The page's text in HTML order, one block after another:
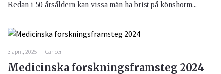
Redan i 50 årsåldern kan vissa män ha brist på könshorm...
3 april, 2025 Cancer
Medicinska forskningsframsteg 2024